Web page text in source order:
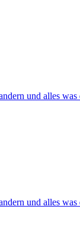
und alles was
und alles was